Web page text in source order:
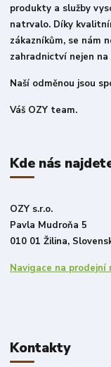
produkty a služby
natrvalo. Díky
zákazníkům, se nám
zahradnictví nejen na
Naší odměnou jsou
Váš OZY team.
Kde nás
OZY s.r.o.
Pavla Mudroňa 5
010 01 Žilina,
Navigace na prodejní
Kontakty